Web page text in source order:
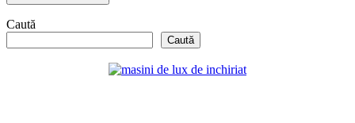
Caută
Caută